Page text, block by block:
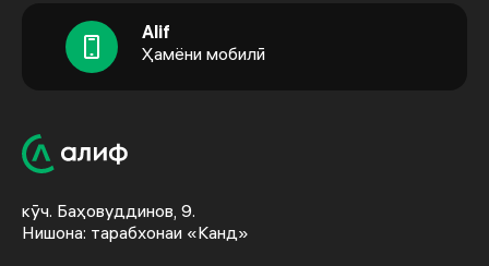
Alif
Ҳамёни мобилӣ
кӯч. Баҳовуддинов, 9.
Нишона: тарабхонаи «Канд»